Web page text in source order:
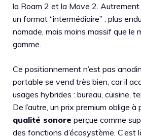
la Roam 2 et la Move 2. Autrement
un format “intermédiaire” : plus
nomade, mais moins massif que le
gamme.
Ce positionnement n’est pas
portable se vend très bien, car il
usages hybrides : bureau, cuisine,
De l’autre, un prix premium oblige à
qualité sonore perçue comme
des fonctions d’écosystème. C’est